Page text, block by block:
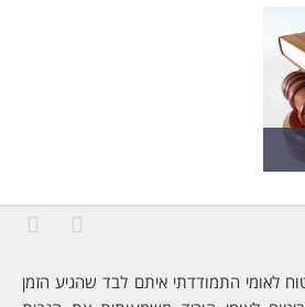
לאומי התמודדתי איתם לבד שהגיע הזמן